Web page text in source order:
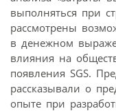
выполняться при
рассмотрены
в денежном
влияния на
появления SGS.
рассказывали о
опыте при